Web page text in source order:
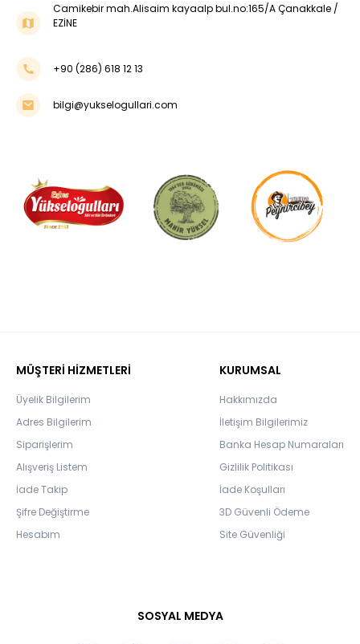
Camikebir mah.Alisaim kayaalp bul.no:165/A Çanakkale /
EZİNE
+90 (286) 618 12 13
bilgi@yukselogullari.com
MÜŞTERİ HİZMETLERİ
Üyelik Bilgilerim
Adres Bilgilerim
Siparişlerim
Alışveriş Listem
İade Takip
Şifre Değiştirme
Hesabım
KURUMSAL
Hakkımızda
İletişim Bilgilerimiz
Banka Hesap Numaraları
Gizlilik Politikası
İade Koşulları
3D Güvenli Ödeme
Site Güvenliği
SOSYAL MEDYA